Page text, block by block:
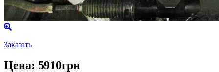
Заказать
Цена: 5910грн